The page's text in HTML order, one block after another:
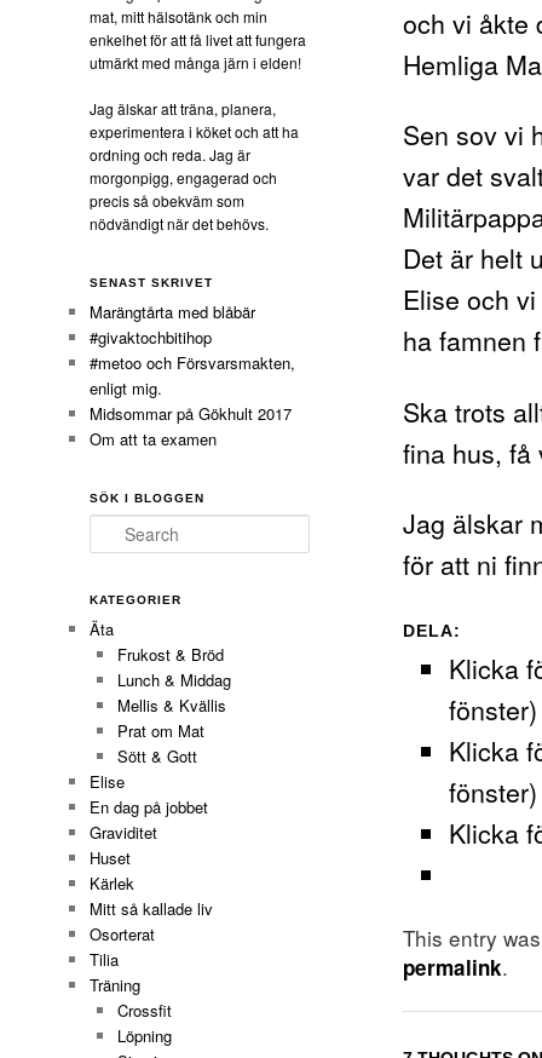
och vi åkte
Hemliga
Sen sov vi
var det
Det är helt
Elise och
ha famnen
Ska trots
fina hus, få
Jag älskar
för att ni
DELA:
Klicka
fönster)
Klicka
fönster)
Klicka
This entry
permalink.
mat, mitt hälsotänk och min
enkelhet för att få livet att fungera
utmärkt med många järn i elden!
Jag älskar att träna, planera,
experimentera i köket och att ha
ordning och reda. Jag är
morgonpigg, engagerad och
precis så obekväm som
nödvändigt när det behövs.
SENAST SKRIVET
Marängtårta med blåbär
#givaktochbitihop
#metoo och Försvarsmakten,
enligt mig.
Midsommar på Gökhult 2017
Om att ta examen
SÖK I BLOGGEN
Search
KATEGORIER
Äta
Frukost & Bröd
Lunch & Middag
Mellis & Kvällis
Prat om Mat
Sött & Gott
Elise
En dag på jobbet
Graviditet
Huset
Kärlek
Mitt så kallade liv
Osorterat
Tilia
Träning
Crossfit
Löpning